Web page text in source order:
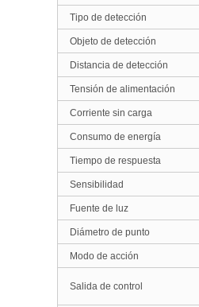
Tipo de detección
Objeto de detección
Distancia de detección
Tensión de alimentación
Corriente sin carga
Consumo de energía
Tiempo de respuesta
Sensibilidad
Fuente de luz
Diámetro de punto
Modo de acción
Salida de control